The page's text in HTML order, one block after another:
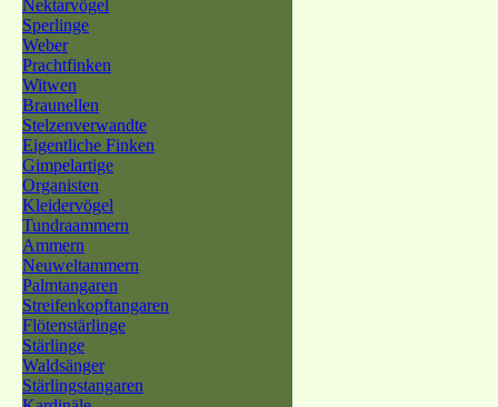
Nektarvögel
Sperlinge
Weber
Prachtfinken
Witwen
Braunellen
Stelzenverwandte
Eigentliche Finken
Gimpelartige
Organisten
Kleidervögel
Tundraammern
Ammern
Neuweltammern
Palmtangaren
Streifenkopftangaren
Flötenstärlinge
Stärlinge
Waldsänger
Stärlingstangaren